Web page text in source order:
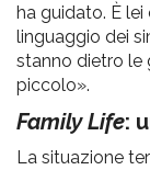
ha guidato. È
linguaggio dei
stanno dietro le
piccolo».
Family Life:
La situazione